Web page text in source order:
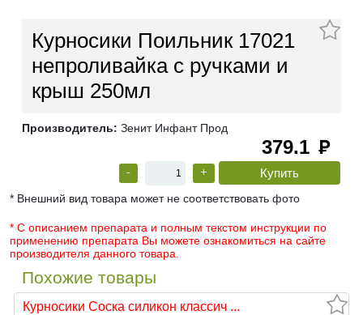
Курносики Поильник 17021
непроливайка с ручками и
крыш 250мл
Производитель: Зенит Инфант Прод
379.1 руб
- +
* Внешний вид товара может не соответствовать фото
* С описанием препарата и полным текстом инструкции по
применению препарата Вы можете ознакомиться на сайте
производителя данного товара.
Похожие товары
Курносики Соска силикон классич ...